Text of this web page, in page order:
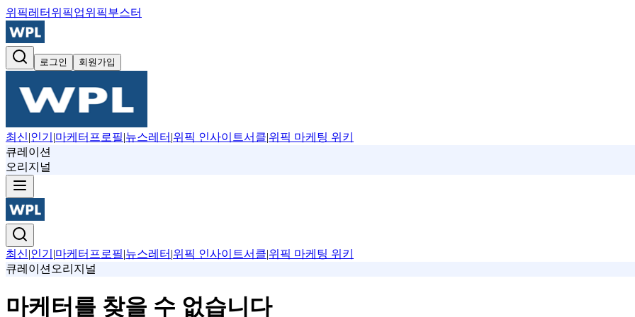
위픽레터 위픽업위픽부스터
로그인 회원가입
최신|인기 |마케터프로필|뉴스레터 |위픽 인사이트서클|위픽 마케팅 위키
큐레이션
오리지널
최신|인기 |마케터프로필|뉴스레터 |위픽 인사이트서클|위픽 마케팅 위키
큐레이션 오리지널
마케터를 찾을 수 없습니다